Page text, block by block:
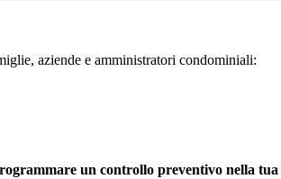
aziende e amministratori condominiali:
un controllo preventivo nella tua